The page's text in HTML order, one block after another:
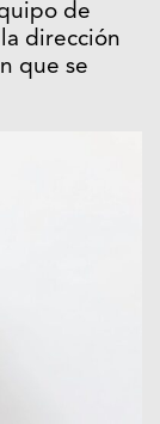
de
dirección
que se